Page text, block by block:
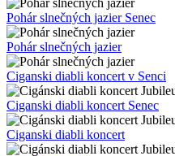
Pohár slnečných jazier Senec
Pohár slnečných jazier
Ciganski diabli koncert v Senci
Ciganski diabli koncert Senec
Ciganski diabli koncert